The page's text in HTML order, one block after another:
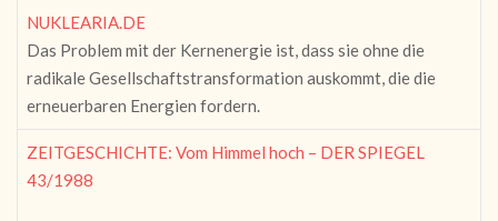
NUKLEARIA.DE
Das Problem mit der Kernenergie ist, dass sie ohne die
radikale Gesellschaftstransformation auskommt, die die
erneuerbaren Energien fordern.
ZEITGESCHICHTE: Vom Himmel hoch – DER SPIEGEL
43/1988